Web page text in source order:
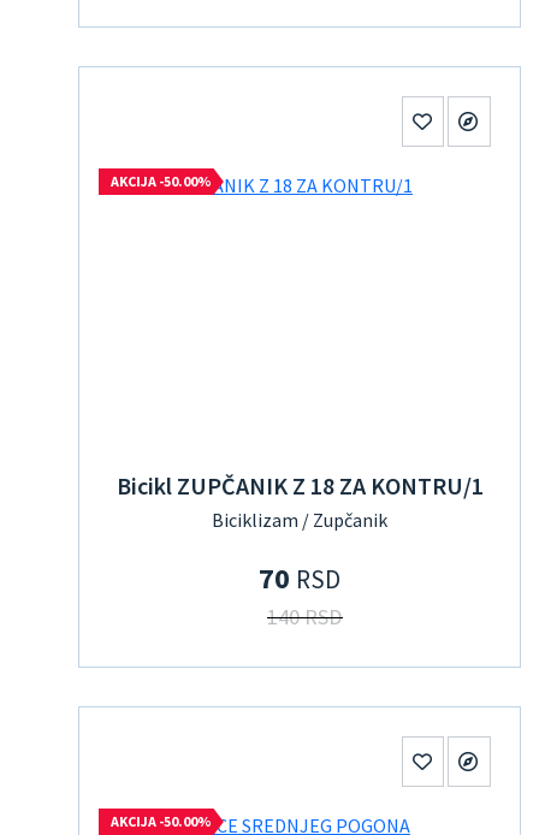
AKCIJA -50.00%
Bicikl ZUPČANIK Z 18 ZA KONTRU/1
Biciklizam / Zupčanik
70 RSD
140 RSD
AKCIJA -50.00%